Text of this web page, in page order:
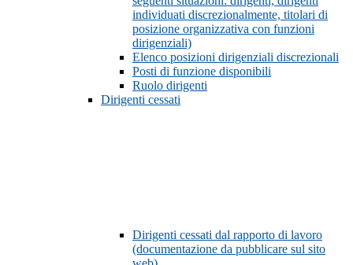
individuati discrezionalmente, titolari di
posizione organizzativa con funzioni
dirigenziali)
Elenco posizioni dirigenziali discrezionali
Posti di funzione disponibili
Ruolo dirigenti
Dirigenti cessati
Dirigenti cessati dal rapporto di lavoro
(documentazione da pubblicare sul sito